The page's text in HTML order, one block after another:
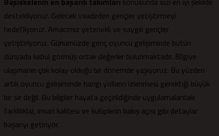
destekliyoruz. Gelecek vaadeden gençler yetiştirmeyi
hedefliyoruz. Amacımız yetenekli ve saygılı gençler
yetiştiriyoruz. Günümüzde genç oyuncu gelişiminde bütün
dünyada kabul görmüş ortak değerler bulunmaktadır. Bilgiye
ulaşmanın çok kolay olduğu bir dönemde yaşıyoruz. Bu yüzden
artık oyuncu gelişiminde hangi yolların izlenmesi gerektiği büyük
bir sır değil. Bu bilgiler hayata geçirildiğinde uygulamalardaki
farklılıklar, insan kalitesi ve kulüplerin bakış açısı gibi detaylar
başarıyı getiriyor.